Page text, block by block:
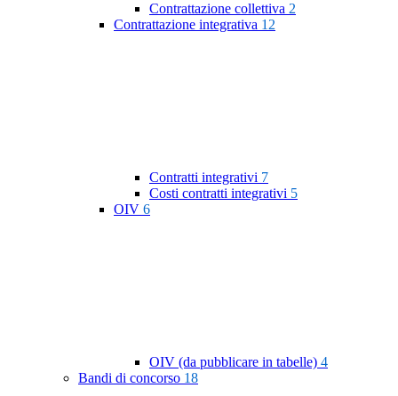
Contrattazione collettiva 2
Contrattazione integrativa 12
Contratti integrativi 7
Costi contratti integrativi 5
OIV 6
OIV (da pubblicare in tabelle) 4
Bandi di concorso 18